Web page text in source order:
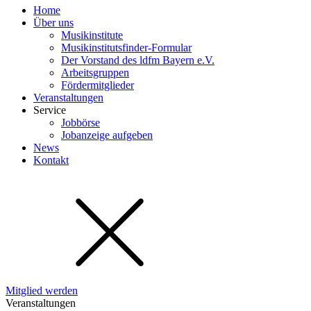
Home
Über uns
Musikinstitute
Musikinstitutsfinder-Formular
Der Vorstand des ldfm Bayern e.V.
Arbeitsgruppen
Fördermitglieder
Veranstaltungen
Service
Jobbörse
Jobanzeige aufgeben
News
Kontakt
Mitglied werden
Veranstaltungen